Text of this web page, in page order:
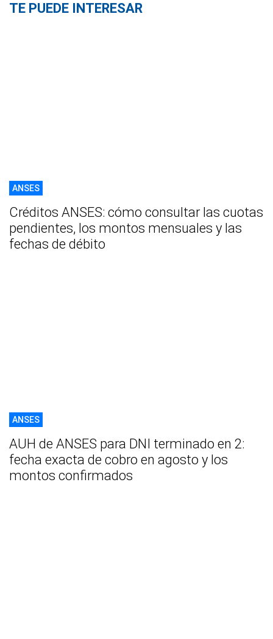
TE PUEDE INTERESAR
ANSES
Créditos ANSES: cómo consultar las cuotas
pendientes, los montos mensuales y las
fechas de débito
ANSES
AUH de ANSES para DNI terminado en 2:
fecha exacta de cobro en agosto y los
montos confirmados